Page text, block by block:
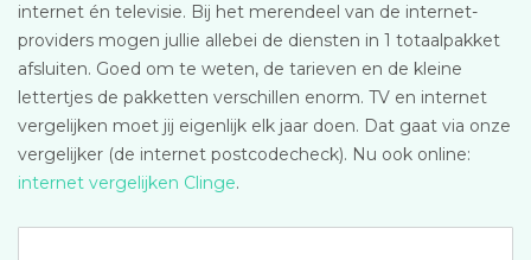
internet én televisie. Bij het merendeel van de internet-
providers mogen jullie allebei de diensten in 1 totaalpakket
afsluiten. Goed om te weten, de tarieven en de kleine
lettertjes de pakketten verschillen enorm. TV en internet
vergelijken moet jij eigenlijk elk jaar doen. Dat gaat via onze
vergelijker (de internet postcodecheck). Nu ook online:
internet vergelijken Clinge.